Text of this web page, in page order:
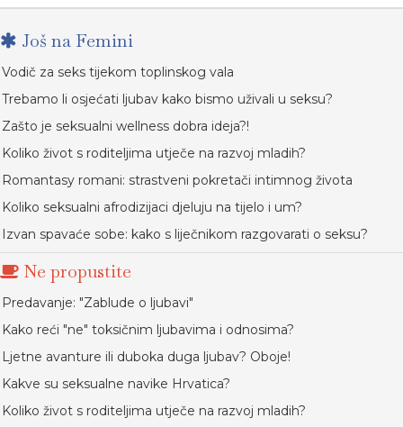
Još na Femini
Vodič za seks tijekom toplinskog vala
Trebamo li osjećati ljubav kako bismo uživali u seksu?
Zašto je seksualni wellness dobra ideja?!
Koliko život s roditeljima utječe na razvoj mladih?
Romantasy romani: strastveni pokretači intimnog života
Koliko seksualni afrodizijaci djeluju na tijelo i um?
Izvan spavaće sobe: kako s liječnikom razgovarati o seksu?
Ne propustite
Predavanje: "Zablude o ljubavi"
Kako reći "ne" toksičnim ljubavima i odnosima?
Ljetne avanture ili duboka duga ljubav? Oboje!
Kakve su seksualne navike Hrvatica?
Koliko život s roditeljima utječe na razvoj mladih?